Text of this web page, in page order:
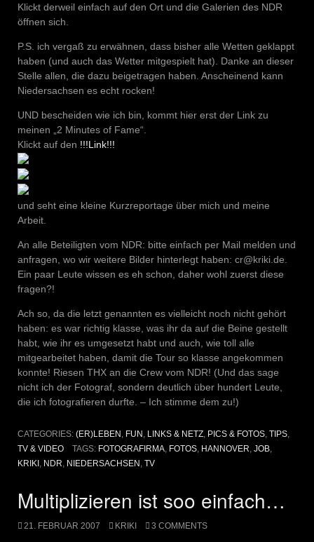
Klickt derweil einfach auf den Ort und die Galerien des NDR
öffnen sich.
P.S. ich vergaß zu erwähnen, dass bisher alle Wetten geklappt
haben (und auch das Wetter mitgespielt hat). Danke an dieser
Stelle allen, die dazu beigetragen haben. Anscheinend kann
Niedersachsen es echt rocken!
UND bescheiden wie ich bin, kommt hier erst der Link zu
meinen „2 Minutes of Fame“.
Klickt auf den !!!Link!!!
und seht eine kleine Kurzreportage über mich und meine
Arbeit.
An alle Beteiligten vom NDR: bitte einfach per Mail melden und
anfragen, wo wir weitere Bilder hinterlegt haben: cr@kriki.de.
Ein paar Leute wissen es eh schon, daher wohl zuerst diese
fragen?!
Ach so, da die letzt genannten es vielleicht noch nicht gehört
haben: es war richtig klasse, was ihr da auf die Beine gestellt
habt, wie ihr es umgesetzt habt und auch, wie toll alle
mitgearbeitet haben, damit die Tour so klasse angekommen
konnte! Riesen THX an die Crew vom NDR! (Und das sage
nicht ich der Fotograf, sondern deutlich über hundert Leute,
die ich fotografieren durfte. – Ich stimme dem zu!)
CATEGORIES: (ER)LEBEN FUN LINKS & NETZ PICS & FOTOS TIPS
TV & VIDEO
TAGS: FOTOGRAFIRMA, FOTOS, HANNOVER JOB,
KRIKI NDR NIEDERSACHSEN TV
Multiplizieren ist soo einfach…
21. FEBRUAR 2007 KRIKI 3 COMMENTS